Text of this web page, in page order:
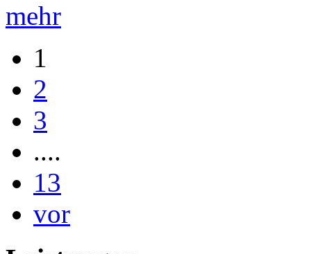
mehr
1
2
3
....
13
vor